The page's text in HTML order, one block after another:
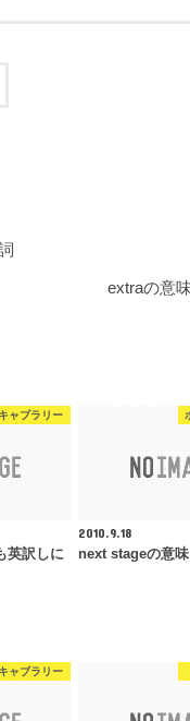
extraの意
ャブラリー
英訳しに
2010.9.18
next stageの意
ャブラリー